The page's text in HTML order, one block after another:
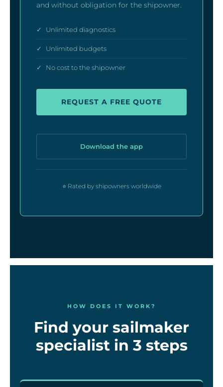
and without obligation for the shipowner.
✓ Unlimited diagnostics
✓ Unlimited budgets
✓ No cost to the shipowner
REQUEST A FREE QUOTE
Download the app
⭐ Rated by shipowners worldwide
HOW DOES IT WORK?
Find your sailmaker
specialist in 3 steps